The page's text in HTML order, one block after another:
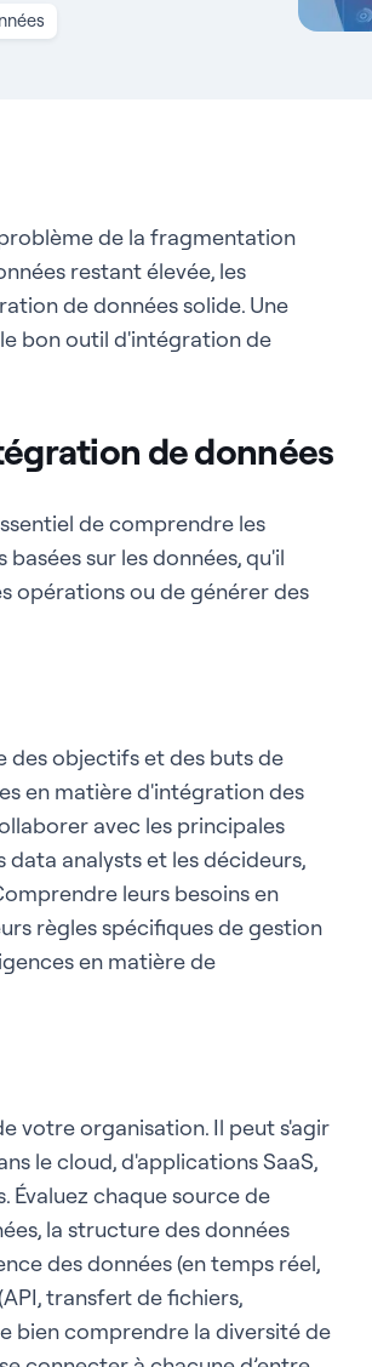
de la fragmentation
restant élevée, les
de données solide. Une
bon outil d'intégration de
de données
de comprendre les
sur les données, qu'il
opérations ou de générer des
des objectifs et des buts de
en matière d'intégration des
avec les principales
data analysts et les décideurs,
leurs besoins en
règles spécifiques de gestion
en matière de
votre organisation. Il peut s'agir
le cloud, d'applications SaaS,
Évaluez chaque source de
la structure des données
des données (en temps réel,
transfert de fichiers,
bien comprendre la diversité de